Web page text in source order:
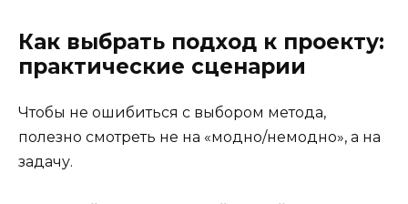
Как выбрать подход к проекту:
практические сценарии
Чтобы не ошибиться с выбором метода,
полезно смотреть не на «модно/немодно», а на
задачу.